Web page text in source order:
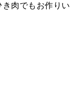
肉でもお作りい